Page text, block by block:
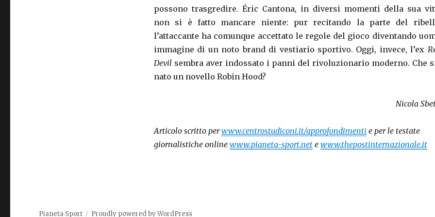
possono trasgredire. Éric Cantona, in diversi momenti della sua
non si è fatto mancare niente: pur recitando la parte del
l’attaccante ha comunque accettato le regole del gioco diventando
immagine di un noto brand di vestiario sportivo. Oggi, invece, l’ex
Devil sembra aver indossato i panni del rivoluzionario moderno. Che
nato un novello Robin Hood?
Nicola
Articolo scritto perwww.centrostudiconi.it/approfondimenti e per le testate
giornalistiche online www.pianeta-sport.nete www.thepostinternazionale.it
Pianeta Sport Proudly powered by WordPress